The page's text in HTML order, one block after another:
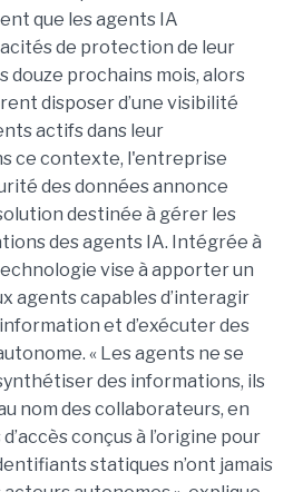
que les agents IA
de protection de leur
douze prochains mois, alors
disposer d’une visibilité
actifs dans leur
ce contexte, l'entreprise
des données annonce
destinée à gérer les
des agents IA. Intégrée à
vise à apporter un
agents capables d’interagir
et d’exécuter des
« Les agents ne se
des informations, ils
nom des collaborateurs, en
conçus à l’origine pour
statiques n’ont jamais